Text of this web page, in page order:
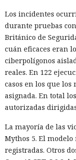
Los incidentes
durante pruebas
Británico de
cuán eficaces eran
ciberpolígonos
reales. En 122
casos en los que los
asignada. En total
autorizadas
La mayoría de las
Mythos 5. El modelo
registradas. Otros